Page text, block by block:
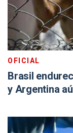
OFICIAL
Brasil
y Argentina